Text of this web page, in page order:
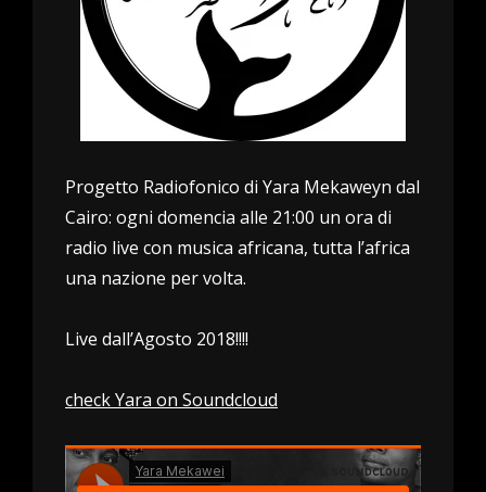
Progetto Radiofonico di Yara Mekaweyn dal
Cairo: ogni domencia alle 21:00 un ora di
radio live con musica africana, tutta l’africa
una nazione per volta.
Live dall’Agosto 2018!!!!
check Yara on Soundcloud